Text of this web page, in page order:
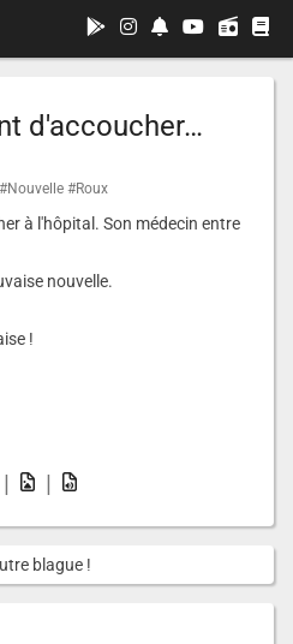
d'accoucher…
#Nouvelle #Roux
à l'hôpital. Son médecin entre
nouvelle.
!
| |
blague !